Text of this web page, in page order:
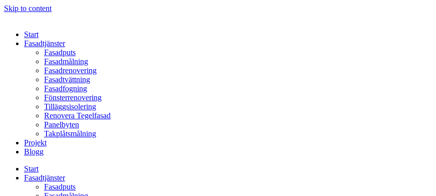
Skip to content
Start
Fasadtjänster
Fasadputs
Fasadmålning
Fasadrenovering
Fasadtvättning
Fasadfogning
Fönsterrenovering
Tilläggsisolering
Renovera Tegelfasad
Panelbyten
Takplåtsmålning
Projekt
Blogg
Start
Fasadtjänster
Fasadputs